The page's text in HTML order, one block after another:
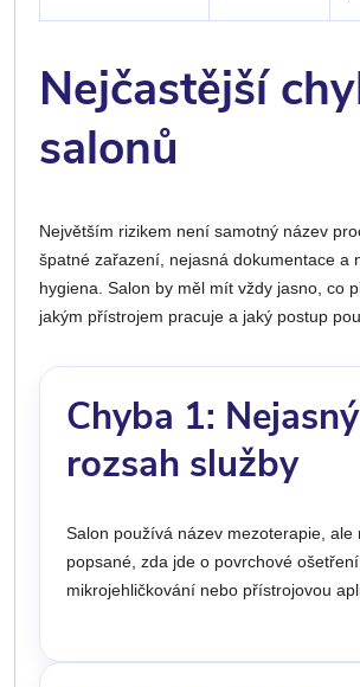
Nejčastější
salonů
Největším rizikem není samotný název
špatné zařazení, nejasná dokumentace a
hygiena. Salon by měl mít vždy jasno, co
jakým přístrojem pracuje a jaký postup
Chyba 1: Nejasný
rozsah služby
Salon používá název mezoterapie, ale
popsané, zda jde o povrchové ošetření,
mikrojehličkování nebo přístrojovou